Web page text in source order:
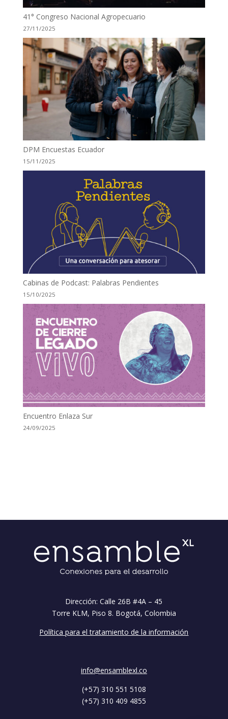
41° Congreso Nacional Agropecuario
27/11/2025
DPM Encuestas Ecuador
15/11/2025
Cabinas de Podcast: Palabras Pendientes
15/10/2025
Encuentro Enlaza Sur
24/09/2025
Dirección: Calle 26B #4A – 45
Torre KLM, Piso 8. Bogotá, Colombia
Política para el tratamiento de la información
info@ensamblexl.co
(+57) 310 551 5108
(+57) 310 409 4855